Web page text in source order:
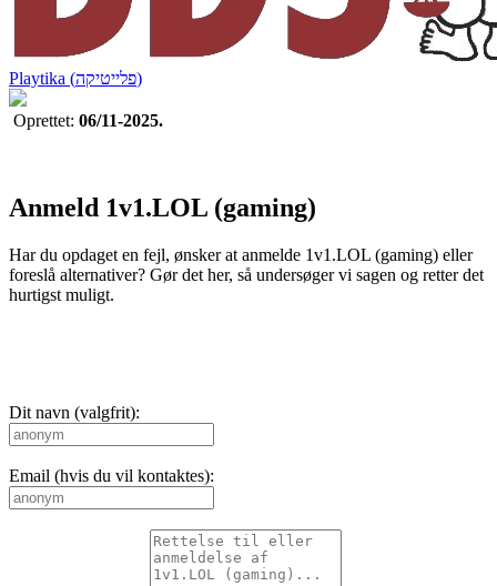
Playtika (פלייטיקה)
Oprettet: 06/11-2025.
Anmeld 1v1.LOL (gaming)
Har du opdaget en fejl, ønsker at anmelde 1v1.LOL (gaming) eller
foreslå alternativer? Gør det her, så undersøger vi sagen og retter det
hurtigst muligt.
Dit navn (valgfrit):
Email (hvis du vil kontaktes):